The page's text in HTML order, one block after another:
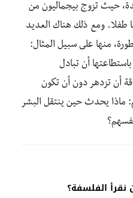
حيث تزوج بيجماليون من
طفلا. ومع ذلك هناك العديد
منها على سبيل المثال:
أن تبادل
أن تزدهر دون أن تكون
ماذا يحدث حين ينتقل البشر
نقرأ الفلسفة؟